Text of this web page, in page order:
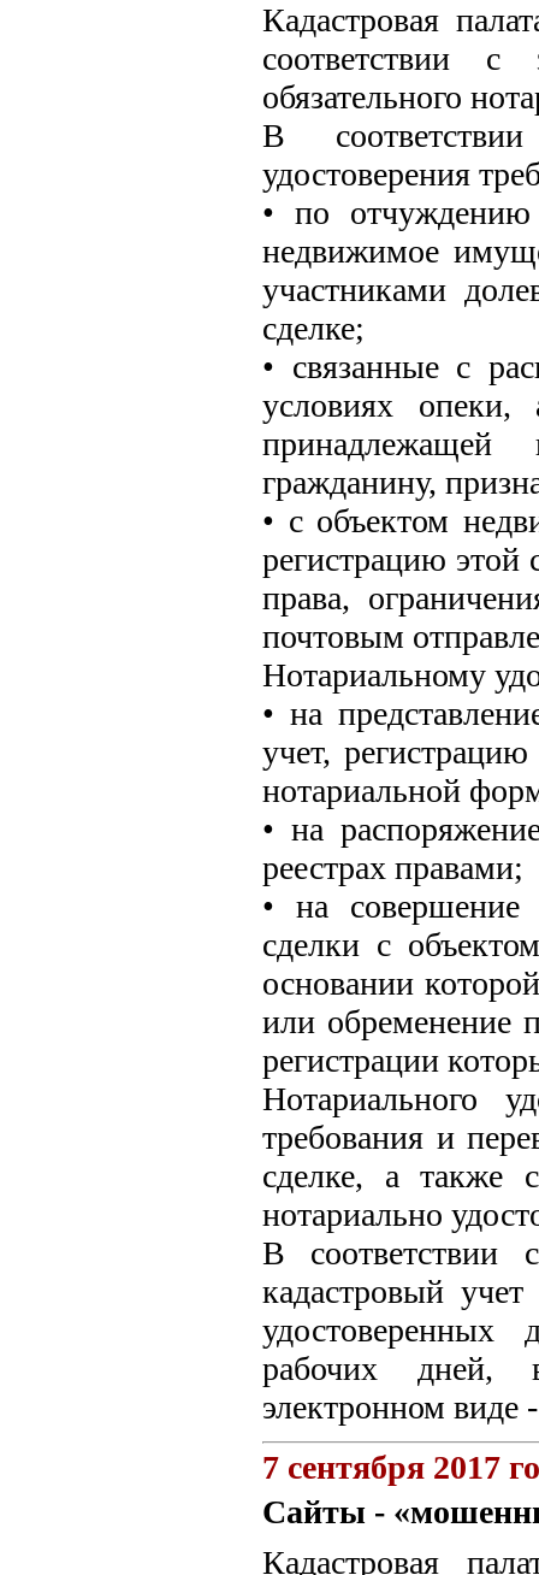
Кадастровая
соответствии с
обязательного
В
удостоверения
• по
недвижимое
участниками
сделке;
• связанные с
условиях
принадлежащей
гражданину,
• с объектом
регистрацию этой
права,
почтовым
Нотариальному
• на
учет,
нотариальной
• на
реестрах правами;
• на совершение
сделки с
основании
или обременение
регистрации
Нотариального
требования и
сделке, а также
нотариально
В соответствии
кадастровый
удостоверенных
рабочих дней,
электронном виде
7 сентября 2017
Сайты -
Кадастровая